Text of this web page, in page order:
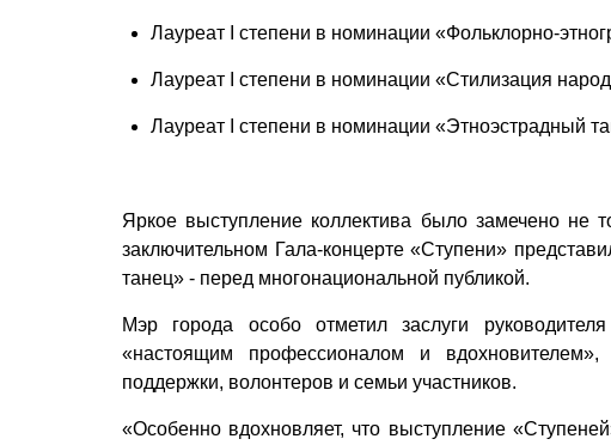
Лауреат I степени в номинации «Фольклорно-
Лауреат I степени в номинации «Стилизация
Лауреат I степени в номинации «Этноэстрадный
Яркое выступление коллектива было замечено не
заключительном Гала-концерте «Ступени»
танец» - перед многонациональной публикой.
Мэр города особо отметил заслуги
«настоящим профессионалом и
поддержки, волонтеров и семьи участников.
«Особенно вдохновляет, что выступление